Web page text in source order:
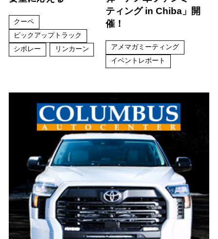
クーペ
ピックアップトラック
シボレー
リンカーン
ティング in Chiba」開
催！
アメマガミーティング
イベントレポート